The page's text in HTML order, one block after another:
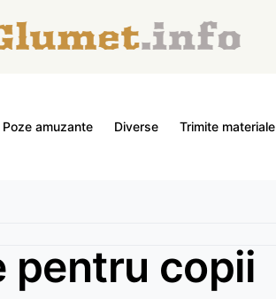
Poze amuzante Diverse Trimite materiale
pentru copii